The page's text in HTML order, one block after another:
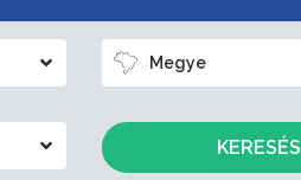
Megye
KERESÉS